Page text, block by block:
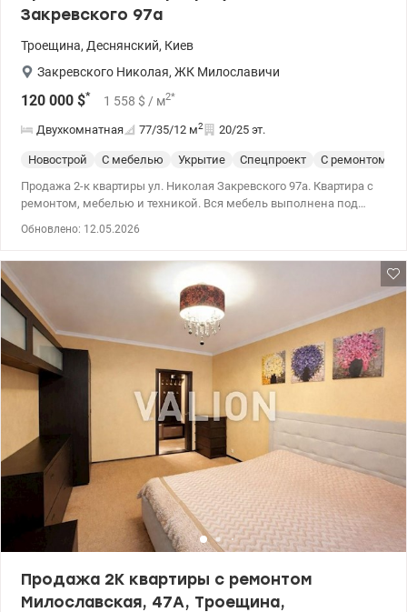
Закревского 97а
Троещина, Деснянский, Киев
Закревского Николая, ЖК Милославичи
120 000 $* 1 558 $ / м2*
Двухкомнатная 77/35/12 м2 20/25 эт.
Новострой С мебелью Укрытие Спецпроект
С ремонтом
Продажа 2-к квартиры ул. Николая Закревского 97а. Квартира с
ремонтом, мебелью и техникой. Вся мебель выполнена под
двор, большая детская площадка. Лифт работает при
отключениях. Рядом школа, детский сад, магазины и кафе. 044
200 10 80 valion.ua/1148538
Обновлено: 12.05.2026
Продажа 2К квартиры с ремонтом
Милославская, 47А, Троещина,